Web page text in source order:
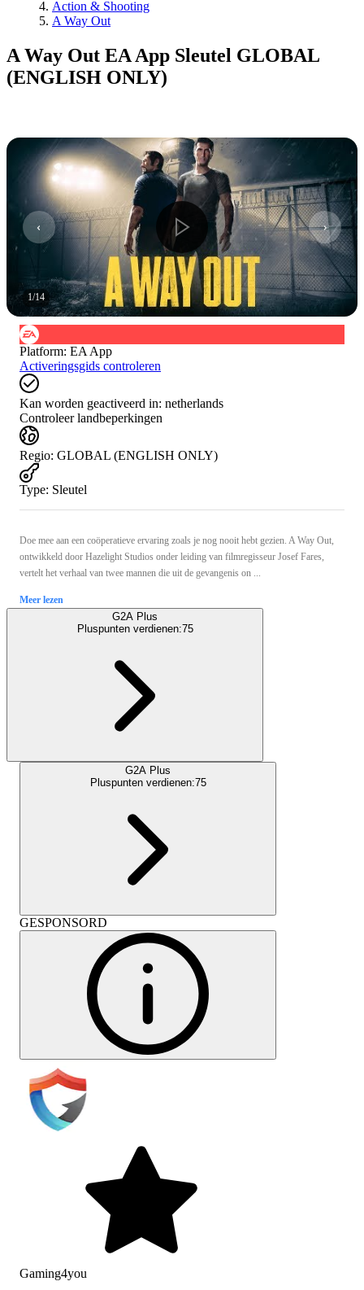
Action & Shooting
A Way Out
A Way Out EA App Sleutel GLOBAL
(ENGLISH ONLY)
1/14
Platform: EA App
Activeringsgids controleren
Kan worden geactiveerd in: netherlands
Controleer landbeperkingen
Regio: GLOBAL (ENGLISH ONLY)
Type: Sleutel
Doe mee aan een coöperatieve ervaring zoals je nog nooit hebt gezien. A Way Out,
ontwikkeld door Hazelight Studios onder leiding van filmregisseur Josef Fares,
vertelt het verhaal van twee mannen die uit de gevangenis on ...
Meer lezen
G2A Plus
Pluspunten verdienen:75
G2A Plus
Pluspunten verdienen:75
GESPONSORD
Gaming4you